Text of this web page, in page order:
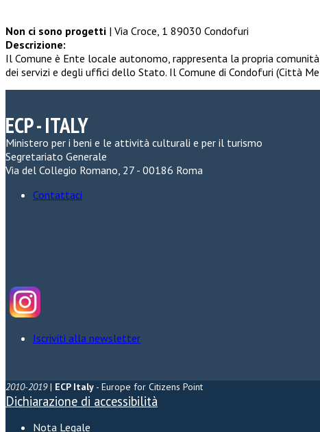
Non ci sono progetti | Via Croce, 1 89030 Condofuri
Descrizione:
Il Comune è Ente locale autonomo, rappresenta la propria
dei servizi e degli uffici dello Stato. Il Comune di Condofuri (Città
ECP - ITALY
Ministero per i beni e le attività culturali e per il turismo
Segretariato Generale
Via del Collegio Romano, 27 - 00186 Roma
Contattaci
Iscriviti alla newsletter
2010-2019| ECP Italy - Europe for Citizens Point
Dichiarazione di accessibilità
Nota Legale